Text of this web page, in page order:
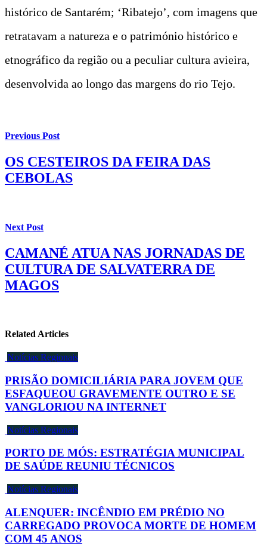
histórico de Santarém; ‘Ribatejo’, com imagens que
retratavam a natureza e o património histórico e
etnográfico da região ou a peculiar cultura avieira,
desenvolvida ao longo das margens do rio Tejo.
Previous Post
OS CESTEIROS DA FEIRA DAS
CEBOLAS
Next Post
CAMANÉ ATUA NAS JORNADAS DE
CULTURA DE SALVATERRA DE
MAGOS
Related Articles
Notícias Regionais
PRISÃO DOMICILIÁRIA PARA JOVEM QUE
ESFAQUEOU GRAVEMENTE OUTRO E SE
VANGLORIOU NA INTERNET
Notícias Regionais
PORTO DE MÓS: ESTRATÉGIA MUNICIPAL
DE SAÚDE REUNIU TÉCNICOS
Notícias Regionais
ALENQUER: INCÊNDIO EM PRÉDIO NO
CARREGADO PROVOCA MORTE DE HOMEM
COM 45 ANOS